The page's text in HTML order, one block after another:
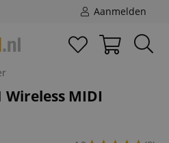
Aanmelden
Wireless MIDI